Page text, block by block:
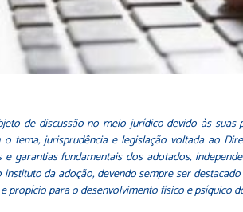
de discussão no meio jurídico devido às
tema, jurisprudência e legislação voltada ao
garantias fundamentais dos adotados,
da adoção, devendo sempre ser
propício para o desenvolvimento físico e psíquico